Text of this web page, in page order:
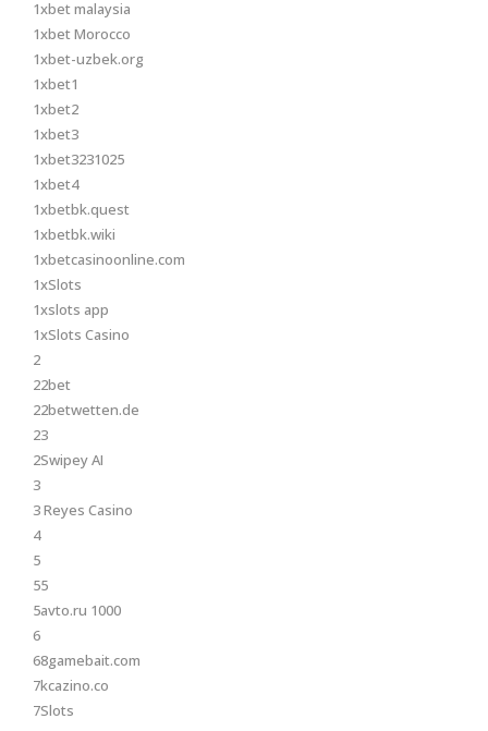
1xbet malaysia
1xbet Morocco
1xbet-uzbek.org
1xbet1
1xbet2
1xbet3
1xbet3231025
1xbet4
1xbetbk.quest
1xbetbk.wiki
1xbetcasinoonline.com
1xSlots
1xslots app
1xSlots Casino
2
22bet
22betwetten.de
23
2Swipey AI
3
3 Reyes Casino
4
5
55
5avto.ru 1000
6
68gamebait.com
7kcazino.co
7Slots